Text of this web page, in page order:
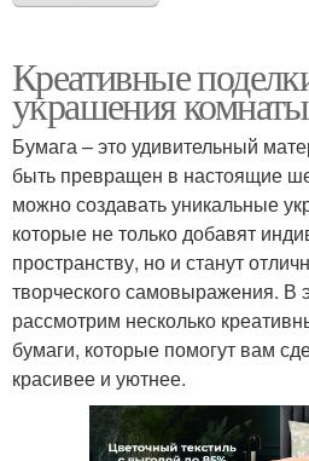
Креативные
украшения комнаты
Бумага – это удивительный
быть превращен в настоящие
можно создавать уникальные
которые не только добавят
пространству, но и станут
творческого самовыражения. В
рассмотрим несколько
бумаги, которые помогут вам
красивее и уютнее.